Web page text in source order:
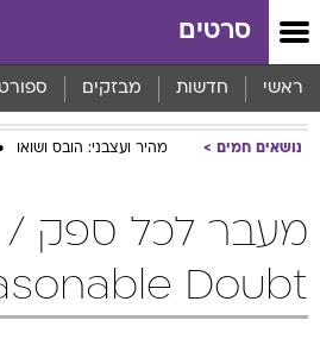
סרטים
ראשי חדשות מבזקים ספורט
נושאים חמים מהיר ועצבני: הובס ושואו
Doubt